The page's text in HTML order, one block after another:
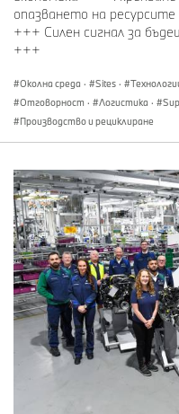
управление на
стратегия, от веригата
производството до края
опазването на
+++ Силен сигнал за
+++
Околна среда · Sites ·
Отговорност · Логистика ·
Производство и рециклиране